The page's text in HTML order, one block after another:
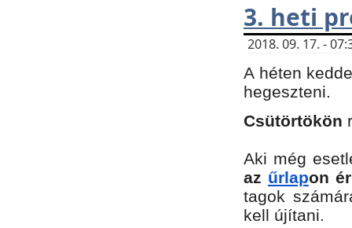
3. heti
2018. 09. 17. -
A héten
hegeszteni.
Csütörtökön
Aki még
az űrlapon
tagok
kell újítani.